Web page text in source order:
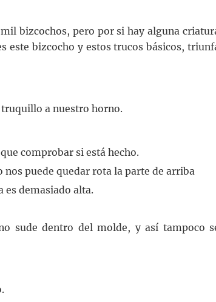
bizcochos, pero por si hay alguna
este bizcocho y estos trucos básicos,
truquillo a nuestro horno.
comprobar si está hecho.
puede quedar rota la parte de arriba
es demasiado alta.
sude dentro del molde, y así tampoco